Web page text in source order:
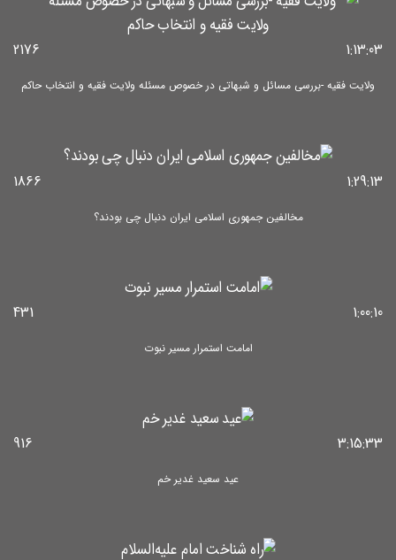
1:13:03
2176
ولایت فقیه -بررسی مسائل و شبهاتی در خصوص مسئله ولایت فقیه و انتخاب حاکم
1:29:13
1866
مخالفین جمهوری اسلامی ایران دنبال چی بودند؟
1:00:10
431
امامت استمرار مسیر نبوت
3:15:33
916
عید سعید غدیر خم